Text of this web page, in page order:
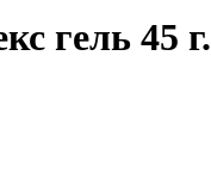
гель 45 г.